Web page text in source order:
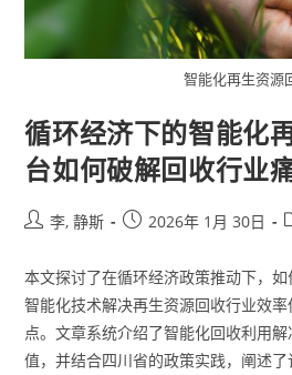
智能化再生资源
循环经济下的智能化
台如何破解回收行业
李, 静斯 2026年 1月 30日
本文探讨了在循环经济政策推动下，
智能化技术解决再生资源回收行业效
点。文章系统介绍了智能化回收利用
值，并结合四川省的政策实践，阐述了